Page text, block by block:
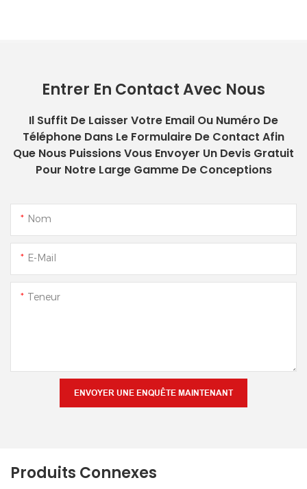
Entrer En Contact Avec Nous
Il Suffit De Laisser Votre Email Ou Numéro De
Téléphone Dans Le Formulaire De Contact Afin
Que Nous Puissions Vous Envoyer Un Devis Gratuit
Pour Notre Large Gamme De Conceptions
Nom
E-Mail
Teneur
ENVOYER UNE ENQUÊTE MAINTENANT
Produits Connexes